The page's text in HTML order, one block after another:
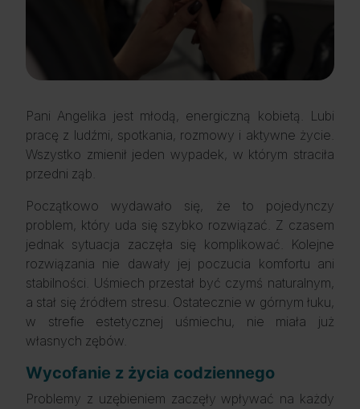
Pani Angelika jest młodą, energiczną kobietą. Lubi
pracę z ludźmi, spotkania, rozmowy i aktywne życie.
Wszystko zmienił jeden wypadek, w którym straciła
przedni ząb.
Początkowo wydawało się, że to pojedynczy
problem, który uda się szybko rozwiązać. Z czasem
jednak sytuacja zaczęła się komplikować. Kolejne
rozwiązania nie dawały jej poczucia komfortu ani
stabilności. Uśmiech przestał być czymś naturalnym,
a stał się źródłem stresu. Ostatecznie w górnym łuku,
w strefie estetycznej uśmiechu, nie miała już
własnych zębów.
Wycofanie z życia codziennego
Problemy z uzębieniem zaczęły wpływać na każdy